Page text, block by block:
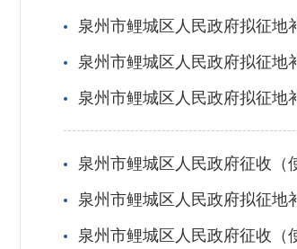
泉州市鲤城区人民政府拟征地
泉州市鲤城区人民政府拟征地
泉州市鲤城区人民政府拟征地
泉州市鲤城区人民政府征收（
泉州市鲤城区人民政府拟征地
泉州市鲤城区人民政府征收（